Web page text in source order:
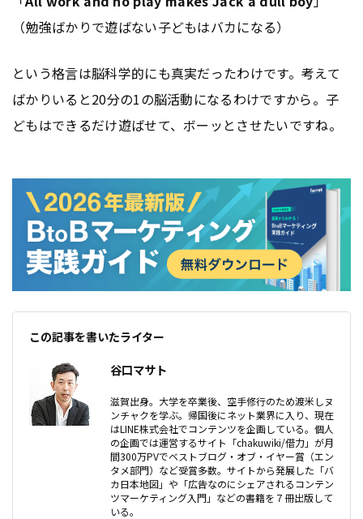
（勉強ばかりで遊ばない子どもはバカになる）
という格言は脳科学的にも真実だったわけです。考えて
ばかりいると20分の1の脳活動になるわけですから。子
どもはできるだけ遊ばせて、ボーッとさせたいですね。
この記事を書いたライター
谷口マサト
滋賀出身。大学を卒業後、空手修行のため渡米しヌ
ンチャクを学ぶ。帰国後にネット業界に入り、現在
はLINE株式会社でコンテンツを企画している。個人
の企画では運営するサイト「chakuwiki/借力」が月
間300万PVでベストブログ・オブ・イヤー賞（エン
タメ部門）など受賞多数。サイトから発展した「バ
カ日本地図」や「広告なのにシェアされるコンテン
ツマーケティング入門」などの書籍を７冊出版して
いる。